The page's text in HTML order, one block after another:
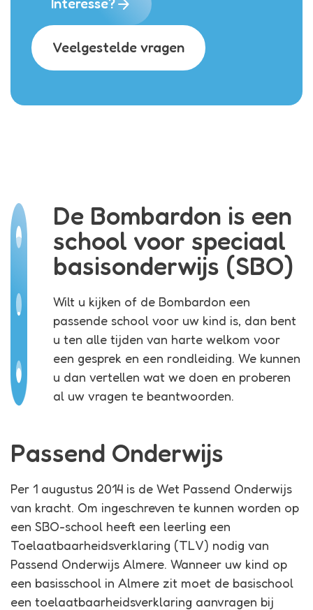
Interesse?
Veelgestelde vragen
De Bombardon is een
school voor speciaal
basisonderwijs (SBO)
Wilt u kijken of de Bombardon een
passende school voor uw kind is, dan bent
u ten alle tijden van harte welkom voor
een gesprek en een rondleiding. We kunnen
u dan vertellen wat we doen en proberen
al uw vragen te beantwoorden.
Passend Onderwijs
Per 1 augustus 2014 is de Wet Passend Onderwijs
van kracht. Om ingeschreven te kunnen worden op
een SBO-school heeft een leerling een
Toelaatbaarheidsverklaring (TLV) nodig van
Passend Onderwijs Almere. Wanneer uw kind op
een basisschool in Almere zit moet de basischool
een toelaatbaarheidsverklaring aanvragen bij